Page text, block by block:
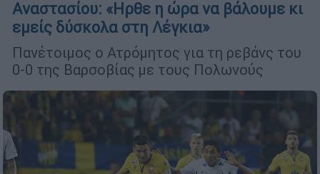
Αναστασίου: «Ηρθε η ώρα να βάλουμε κι
εμείς δύσκολα στη Λέγκια»
Πανέτοιμος ο Ατρόμητος για τη ρεβάνς του
0-0 της Βαρσοβίας με τους Πολωνούς